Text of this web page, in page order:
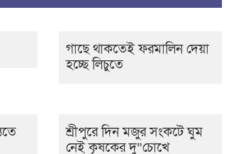
গাছে থাকতেই ফরমালিন দেয়া
হচ্ছে লিচুতে
শ্রীপুরে দিন মজুর সংকটে ঘুম
নেই কৃষকের দু”চোখে